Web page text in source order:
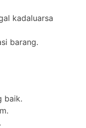
kadaluarsa
barang.
baik.